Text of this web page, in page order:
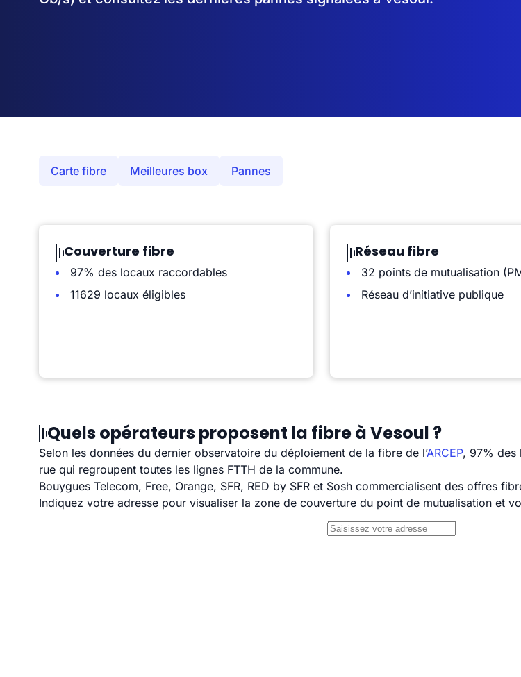
Carte fibre Meilleures box Pannes
Couverture fibre
97% des locaux raccordables
11629 locaux éligibles
Réseau fibre
32 points de mutualisation
Réseau d’initiative publique
Quels opérateurs proposent la fibre à Vesoul ?
Selon les données du dernier observatoire du déploiement de la fibre de l’ARCEP, 97% des
rue qui regroupent toutes les lignes FTTH de la commune.
Bouygues Telecom, Free, Orange, SFR, RED by SFR et Sosh commercialisent des offres
Indiquez votre adresse pour visualiser la zone de couverture du point de mutualisation et